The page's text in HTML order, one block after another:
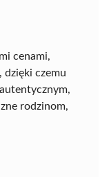
cenami,
dzięki czemu
rodzinom,